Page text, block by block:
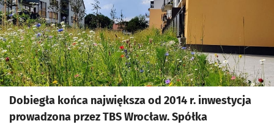
Dobiegła końca największa od 2014 r. inwestycja
prowadzona przez TBS Wrocław. Spółka